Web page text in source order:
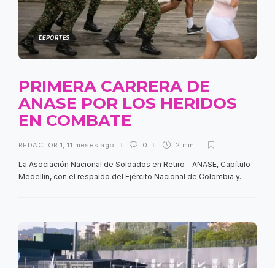
DEPORTES
PRIMERA CARRERA DE
ANASE POR LOS HERIDOS
EN COMBATE
REDACTOR 1 ,11 meses ago 0 2 min
La Asociación Nacional de Soldados en Retiro – ANASE, Capítulo
Medellín, con el respaldo del Ejército Nacional de Colombia y...